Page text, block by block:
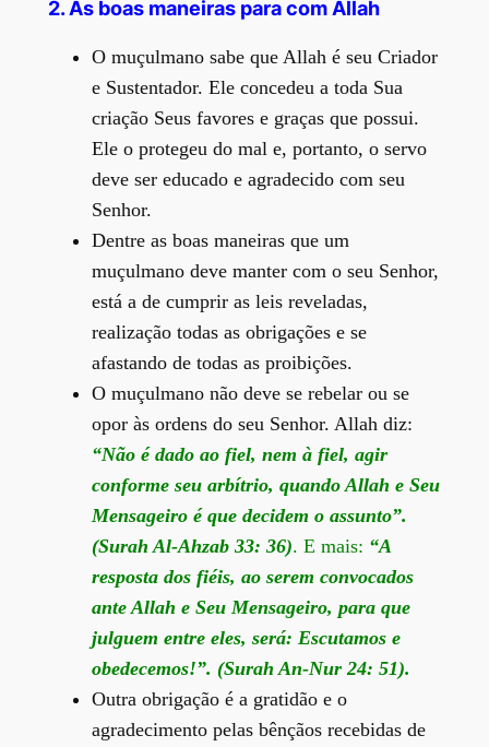
2.As boas maneiras para com Allah
O muçulmano sabe que Allah é seu Criador
e Sustentador. Ele concedeu a toda Sua
criação Seus favores e graças que possui.
Ele o protegeu do mal e, portanto, o servo
deve ser educado e agradecido com seu
Senhor.
Dentre as boas maneiras que um
muçulmano deve manter com o seu Senhor,
está a de cumprir as leis reveladas,
realização todas as obrigações e se
afastando de todas as proibições.
O muçulmano não deve se rebelar ou se
opor às ordens do seu Senhor. Allah diz:
“Não é dado ao fiel, nem à fiel, agir
conforme seu arbítrio, quando Allah e Seu
Mensageiro é que decidem o assunto”.
(Surah Al-Ahzab 33: 36). E mais: “A
resposta dos fiéis, ao serem convocados
ante Allah e Seu Mensageiro, para que
julguem entre eles, será: Escutamos e
obedecemos!”. (Surah An-Nur 24: 51).
Outra obrigação é a gratidão e o
agradecimento pelas bênçãos recebidas de